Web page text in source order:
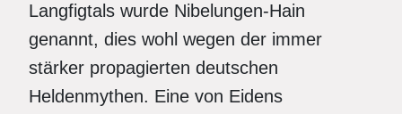
Langfigtals wurde Nibelungen-Hain
genannt, dies wohl wegen der immer
stärker propagierten deutschen
Heldenmythen. Eine von Eidens